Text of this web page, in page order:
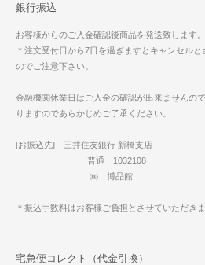
銀行振込
お客様からのご入金確認後商品を発送致します。
＊注文受付日から7日を過ぎますとキャンセル
のでご注意下さい。
金融機関休業日はご入金の確認が出来ませんの
りますのであらかじめご了承ください。
[お振込先] 三井住友銀行 新橋支店
普通 1032108
㈱ 博品館
＊振込手数料はお客様ご負担とさせていただき
宅急便コレクト（代金引換）